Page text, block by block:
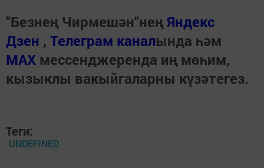
"Безнең Чирмешән"неңЯндекс
Дзен , Телеграм каналында һәм
МАХ мессенджеренда иң мөһим,
кызыклы вакыйгаларны күзәтегез.
Теги:
UNDEFINED